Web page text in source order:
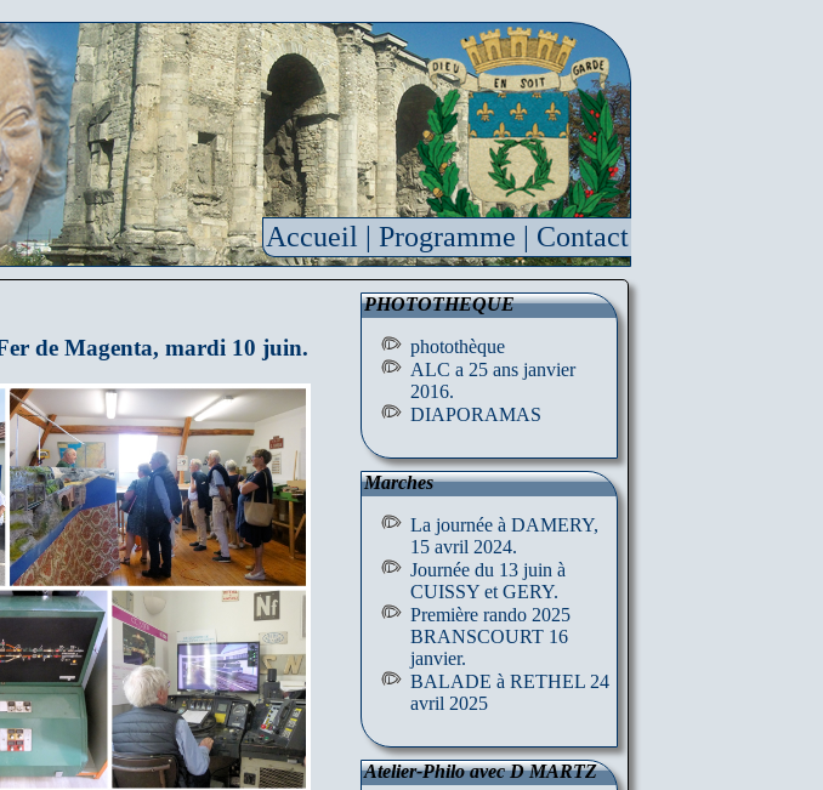
Accueil | Programme | Contact
PHOTOTHEQUE
photothèque
ALC a 25 ans janvier
2016.
DIAPORAMAS
Marches
La journée à DAMERY,
15 avril 2024.
Journée du 13 juin à
CUISSY et GERY.
Première rando 2025
BRANSCOURT 16
janvier.
BALADE à RETHEL 24
avril 2025
Atelier-Philo avec D MARTZ
de Magenta, mardi 10 juin.